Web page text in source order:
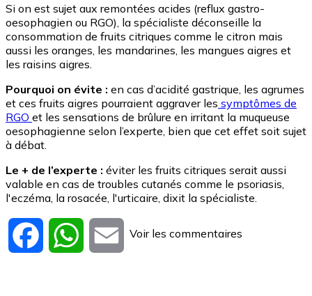
Si on est sujet aux remontées acides (reflux gastro-
oesophagien ou RGO), la spécialiste déconseille la
consommation de fruits citriques comme le citron mais
aussi les oranges, les mandarines, les mangues aigres et
les raisins aigres.
Pourquoi on évite : en cas d’acidité gastrique, les agrumes
et ces fruits aigres pourraient aggraver les symptômes de
RGO et les sensations de brûlure en irritant la muqueuse
oesophagienne selon l’experte, bien que cet effet soit sujet
à débat.
Le + de l’experte : éviter les fruits citriques serait aussi
valable en cas de troubles cutanés comme le psoriasis,
l'eczéma, la rosacée, l'urticaire, dixit la spécialiste.
Facebook WhatsApp
Email
Voir les commentaires